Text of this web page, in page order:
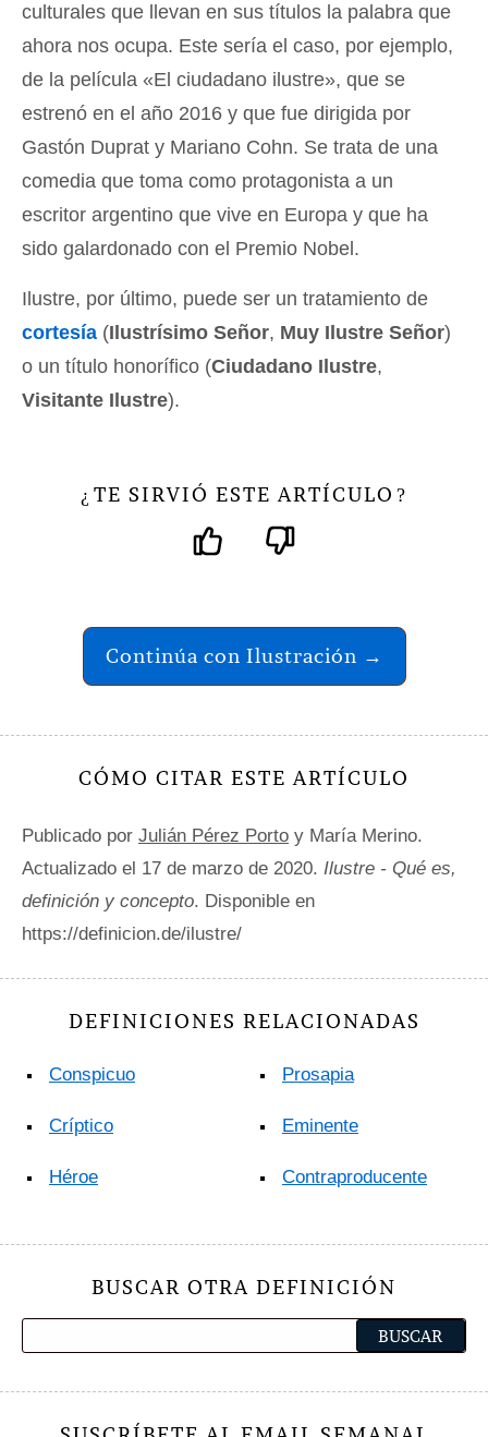
culturales que llevan en sus títulos la palabra que
ahora nos ocupa. Este sería el caso, por ejemplo,
de la película «El ciudadano ilustre», que se
estrenó en el año 2016 y que fue dirigida por
Gastón Duprat y Mariano Cohn. Se trata de una
comedia que toma como protagonista a un
escritor argentino que vive en Europa y que ha
sido galardonado con el Premio Nobel.
Ilustre, por último, puede ser un tratamiento de
cortesía (Ilustrísimo Señor, Muy Ilustre Señor)
o un título honorífico (Ciudadano Ilustre,
Visitante Ilustre).
¿ TE SIRVIÓ ESTE ARTÍCULO ?
Continúa con Ilustración →
CÓMO CITAR ESTE ARTÍCULO
Publicado por Julián Pérez Porto y María Merino.
Actualizado el 17 de marzo de 2020. Ilustre - Qué es,
definición y concepto. Disponible en
https://definicion.de/ilustre/
DEFINICIONES RELACIONADAS
Conspicuo
Críptico
Héroe
Prosapia
Eminente
Contraproducente
BUSCAR OTRA DEFINICIÓN